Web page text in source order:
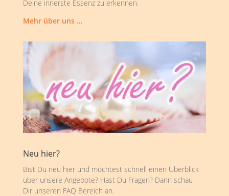
Deine innerste Essenz zu erkennen.
Mehr über uns …
Neu hier?
Bist Du neu hier und möchtest schnell einen Überblick
über unsere Angebote? Hast Du Fragen? Dann schau
Dir unseren FAQ Bereich an.